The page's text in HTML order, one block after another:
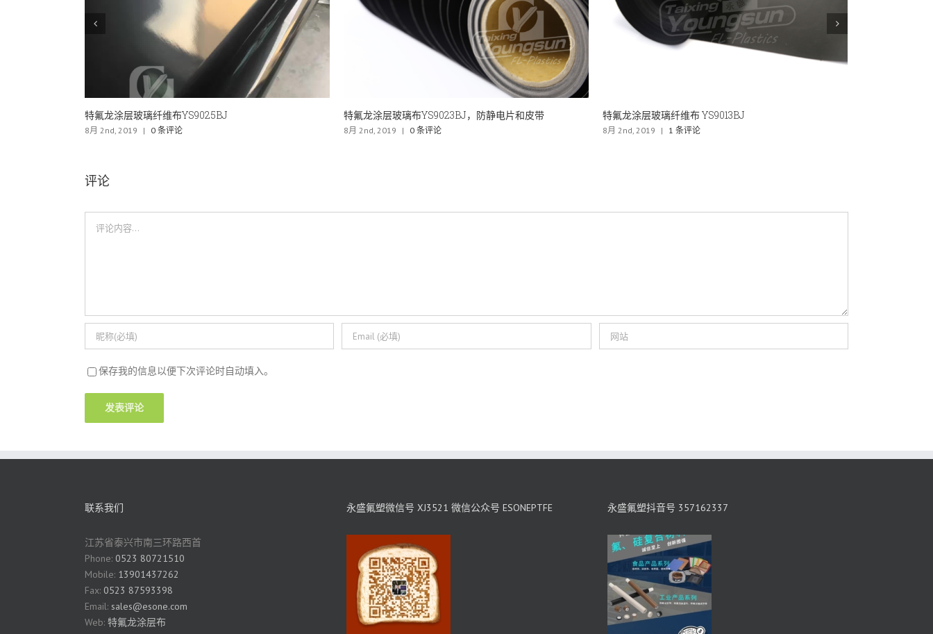
特氟龙涂层玻璃布YS9023BJ，防静电片和皮带
8月 2nd, 2019 0 条评论
特氟龙涂层玻璃纤维布 YS9013BJ
8月 2nd, 2019 1 条评论
特氟龙薄膜层压网布YS6040
6月 29th, 2019 | 0 条评论
评论
保存我的信息以便下次评论时自动填入。
联系我们
江苏省泰兴市南三环路西首
Phone: 0523 80721510
Mobile: 13901437262
Fax: 0523 87593398
Email: sales@esone.com
Web: 特氟龙涂层布
永盛氟塑微信号 XJ3521 微信公众号 ESONEPTFE 永盛氟塑抖音号 357162337